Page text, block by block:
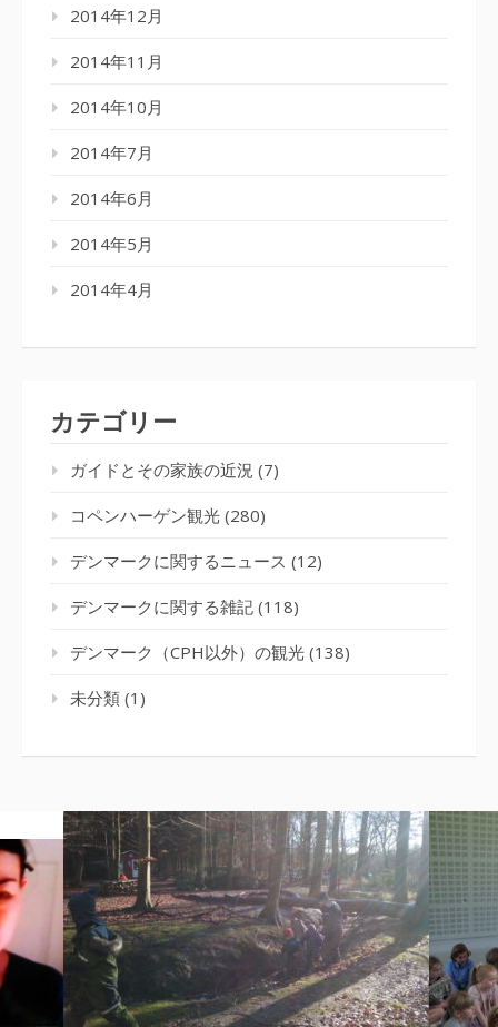
2014年12月
2014年11月
2014年10月
2014年7月
2014年6月
2014年5月
2014年4月
カテゴリー
ガイドとその家族の近況 (7)
コペンハーゲン観光 (280)
デンマークに関するニュース (12)
デンマークに関する雑記 (118)
デンマーク（CPH以外）の観光 (138)
未分類 (1)